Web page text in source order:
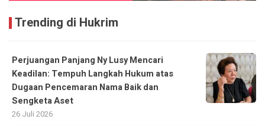
Trending di Hukrim
Perjuangan Panjang Ny Lusy Mencari
Keadilan: Tempuh Langkah Hukum atas
Dugaan Pencemaran Nama Baik dan
Sengketa Aset
26 Juli 2026